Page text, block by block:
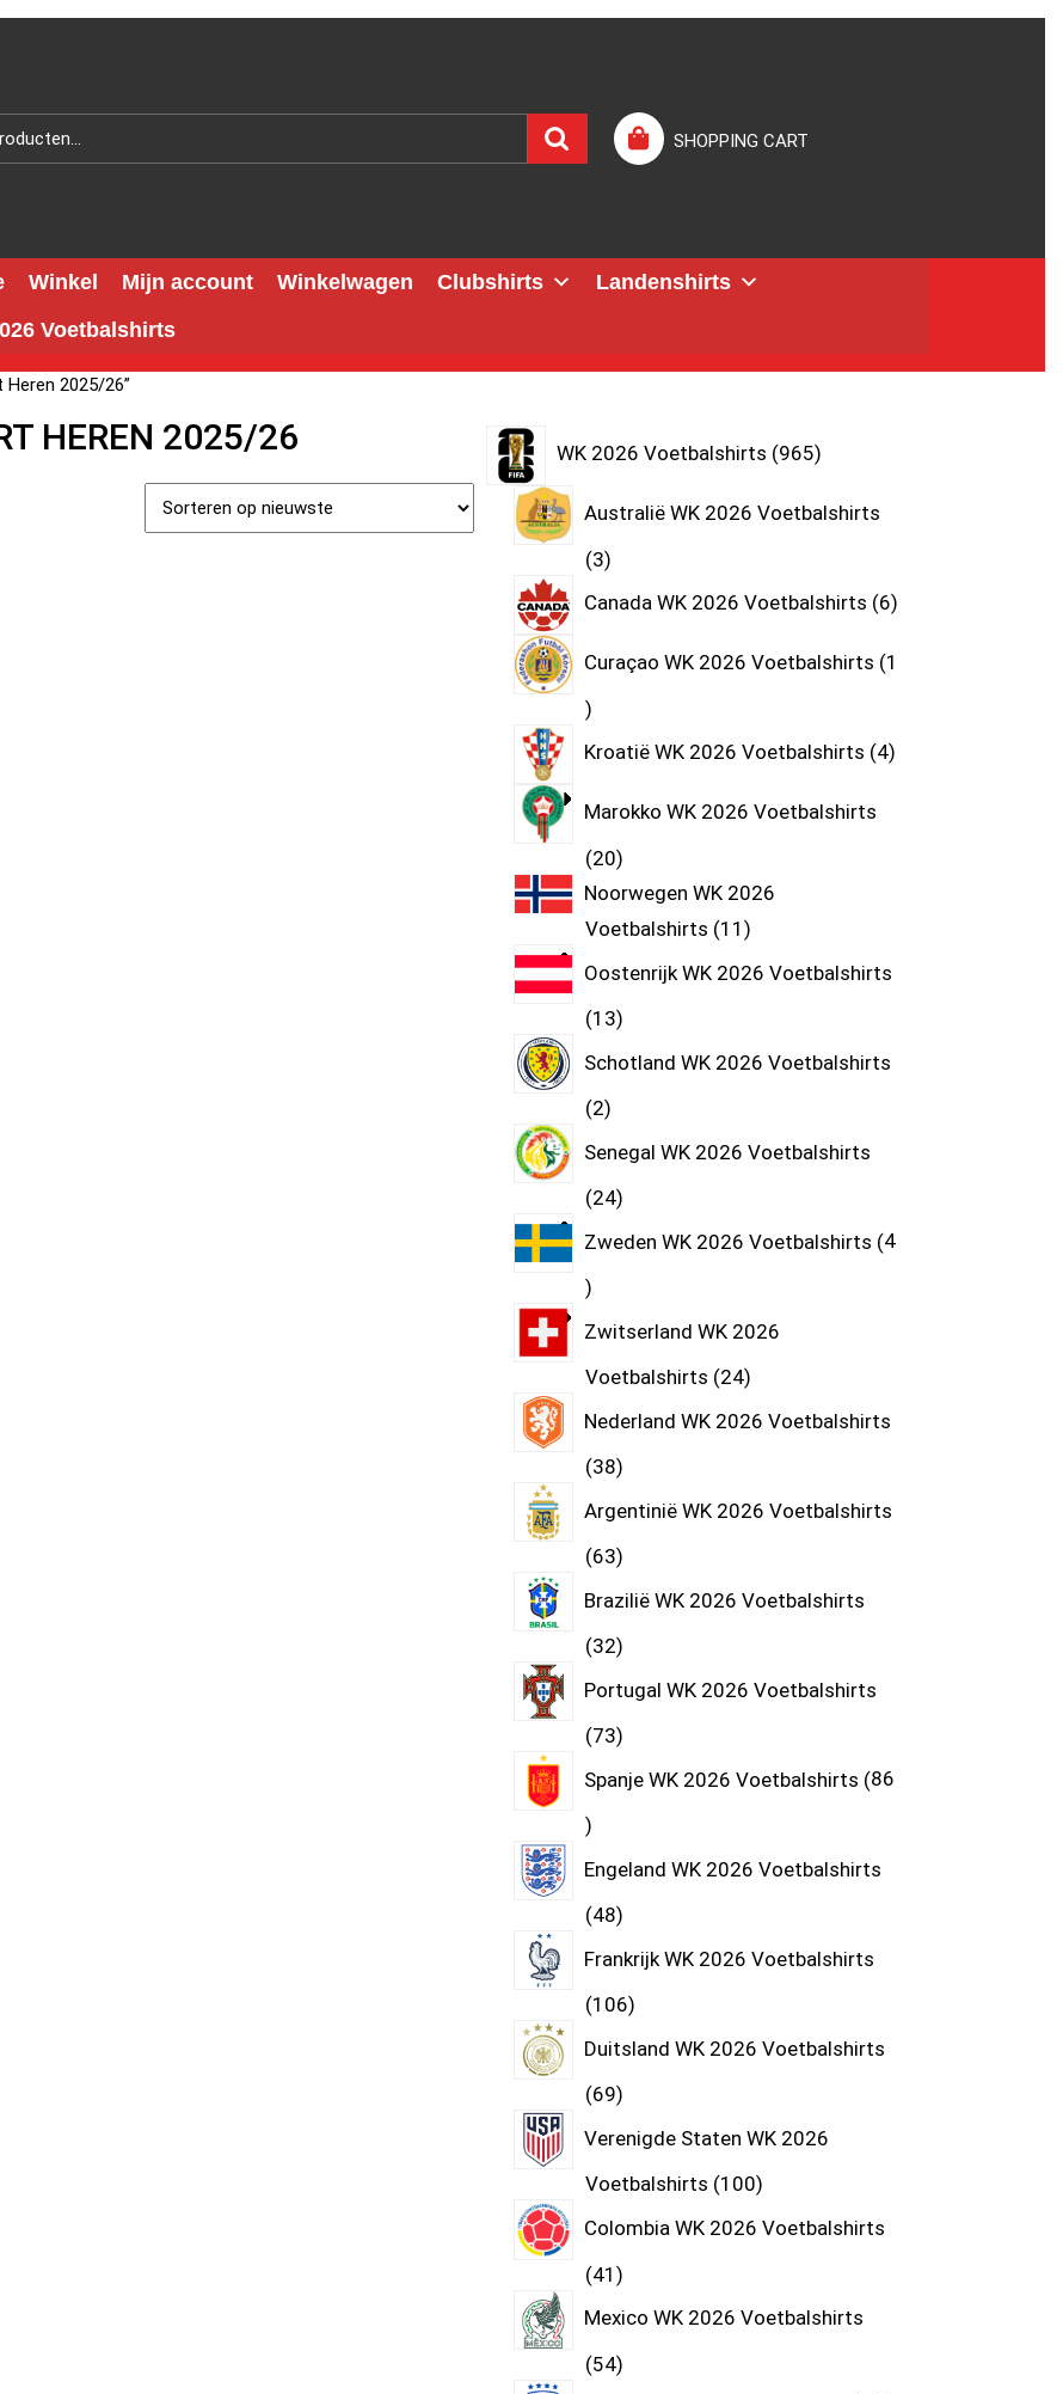
SHOPPING CART
Winkel Mijn account Winkelwagen Clubshirts
Landenshirts
Voetbalshirts
2025/26”
HEREN 2025/26 WK 2026 Voetbalshirts 965
Australië WK 2026 Voetbalshirts
3
Canada WK 2026 Voetbalshirts 6
Curaçao WK 2026 Voetbalshirts 1
Kroatië WK 2026 Voetbalshirts 4
Marokko WK 2026 Voetbalshirts
20
Noorwegen WK 2026
Voetbalshirts 11
Oostenrijk WK 2026 Voetbalshirts
13
Schotland WK 2026 Voetbalshirts
2
Senegal WK 2026 Voetbalshirts
24
Zweden WK 2026 Voetbalshirts 4
Zwitserland WK 2026
Voetbalshirts 24
Nederland WK 2026 Voetbalshirts
38
Argentinië WK 2026 Voetbalshirts
63
Brazilië WK 2026 Voetbalshirts
32
Portugal WK 2026 Voetbalshirts
73
Spanje WK 2026 Voetbalshirts 86
Engeland WK 2026 Voetbalshirts
48
Frankrijk WK 2026 Voetbalshirts
106
Duitsland WK 2026 Voetbalshirts
69
Verenigde Staten WK 2026
Voetbalshirts 100
Colombia WK 2026 Voetbalshirts
41
Mexico WK 2026 Voetbalshirts
54